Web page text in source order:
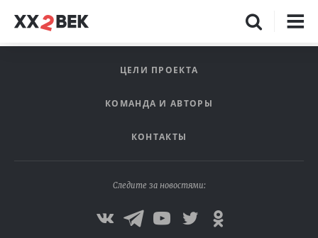
ЦЕЛИ ПРОЕКТА
КОМАНДА И АВТОРЫ
КОНТАКТЫ
Следите за новостями: